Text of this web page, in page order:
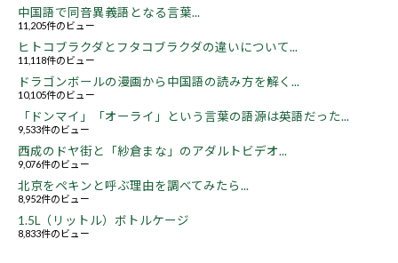
中国語で同音異義語となる言葉...
11,205件のビュー
ヒトコブラクダとフタコブラクダの違いについて...
11,118件のビュー
ドラゴンボールの漫画から中国語の読み方を解く...
10,105件のビュー
「ドンマイ」「オーライ」という言葉の語源は英語だった...
9,533件のビュー
西成のドヤ街と「紗倉まな」のアダルトビデオ...
9,076件のビュー
北京をペキンと呼ぶ理由を調べてみたら...
8,952件のビュー
1.5L（リットル）ボトルケージ
8,833件のビュー